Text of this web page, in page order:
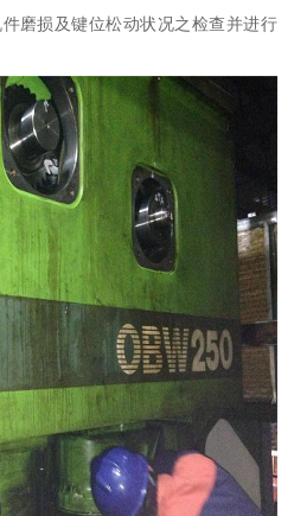
磨损及键位松动状况之检查并进行